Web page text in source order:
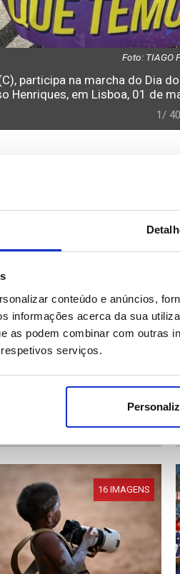
conteúdo e anúncios,
informações acerca da sua
as podem combinar com outras
serviços.
Foto: TIAGO
participa na marcha do Dia
Henriques, em Lisboa, 01 de
1/ 40
Festival do "Senhor Jesus
Data: 02/08/2026 16:23
16 IMAGENS